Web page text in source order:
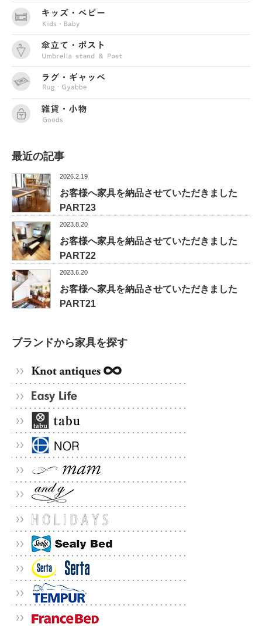
最近の記事
2026.2.19
お客様へ家具を納品させていただきました
PART23
2023.8.20
お客様へ家具を納品させていただきました
PART22
2023.6.20
お客様へ家具を納品させていただきました
PART21
ブランドから家具を探す